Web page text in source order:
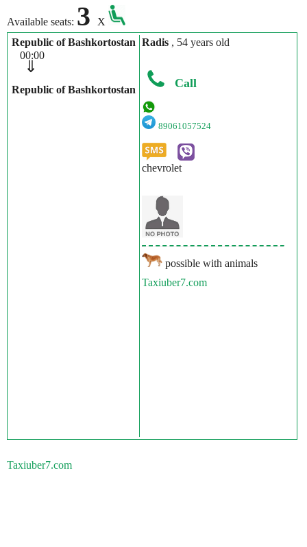
Available seats: 3
X
Republic of Bashkortostan
00:00
⇓
Republic of Bashkortostan
Radis , 54 years old
Call
89061057524
chevrolet
possible with animals
Taxiuber7.com
Taxiuber7.com